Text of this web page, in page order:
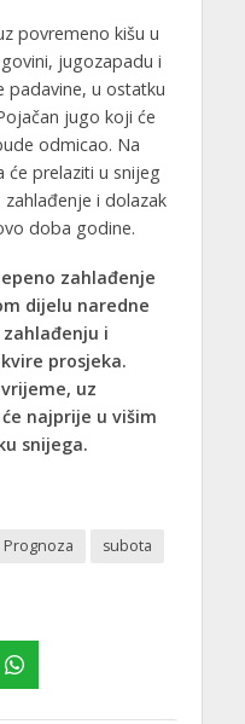
povremeno kišu u
jugozapadu i
padavine, u ostatku
jugo koji će
odmicao. Na
će prelaziti u snijeg
i dolazak
doba godine.
zahlađenje
dijelu naredne
i
prosjeka.
uz
najprije u višim
snijega.
Prognoza
subota